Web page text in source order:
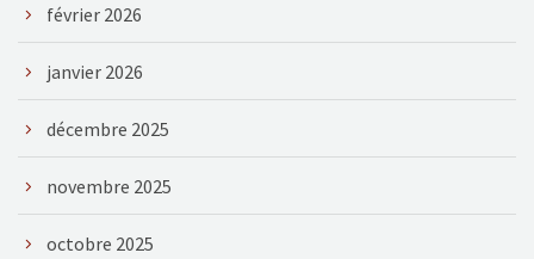
février 2026
janvier 2026
décembre 2025
novembre 2025
octobre 2025